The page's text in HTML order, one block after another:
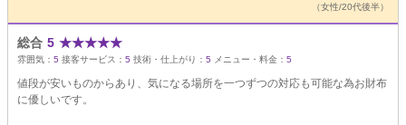
（女性/20代後半）
総合 5 ★★★★★
雰囲気： 5 接客サービス： 5 技術・仕上がり： 5 メニュー・料金： 5
値段が安いものからあり、気になる場所を一つずつの対応も可能な為お財布
に優しいです。